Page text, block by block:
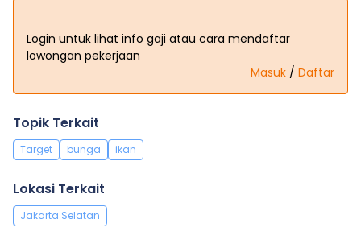
Login untuk lihat info gaji atau cara mendaftar
lowongan pekerjaan
Masuk / Daftar
Topik Terkait
Target bunga ikan
Lokasi Terkait
Jakarta Selatan